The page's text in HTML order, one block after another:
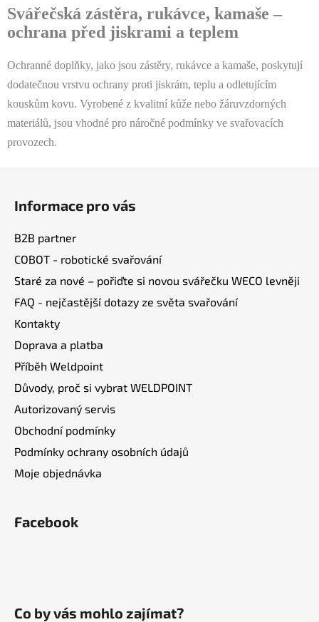
l
á
d
a
c
í
p
r
u
Svářečská zástěra, rukávce, kamaše –
ochrana před jiskrami a teplem
Ochranné doplňky, jako jsou zástěry, rukávce a kamaše, poskytují
dodatečnou vrstvu ochrany proti jiskrám, teplu a odletujícím
kouskům kovu. Vyrobené z kvalitní kůže nebo žáruvzdorných
materiálů, jsou vhodné pro náročné podmínky ve svařovacích
provozech.
Informace pro vás
B2B partner
COBOT - robotické svařování
Staré za nové – pořiďte si novou svářečku WECO levněji
FAQ - nejčastější dotazy ze světa svařování
Kontakty
Doprava a platba
Příběh Weldpoint
Důvody, proč si vybrat WELDPOINT
Autorizovaný servis
Obchodní podmínky
Podmínky ochrany osobních údajů
Moje objednávka
Facebook
Co by vás mohlo zajímat?